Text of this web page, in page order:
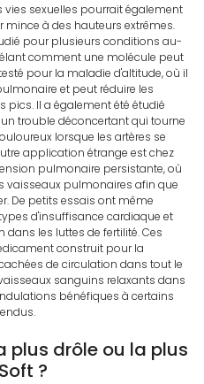
vies sexuelles pourrait également
mince à des hauteurs extrêmes.
pour plusieurs conditions au-
comment une molécule peut
pour la maladie d'altitude, où il
et peut réduire les
pics. Il a également été étudié
trouble déconcertant qui tourne
lorsque les artères se
application étrange est chez
pulmonaire persistante, où
vaisseaux pulmonaires afin que
De petits essais ont même
d'insuffisance cardiaque et
les luttes de fertilité. Ces
construit pour la
de circulation dans tout le
sanguins relaxants dans
bénéfiques à certains
plus drôle ou la plus
?